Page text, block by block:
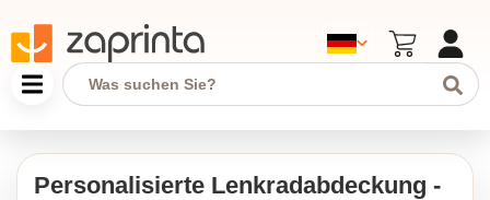
Personalisierte Lenkradabdeckung -